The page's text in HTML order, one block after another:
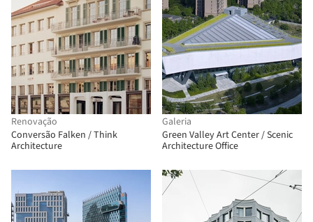
Renovação
Conversão Falken / Think
Architecture
Galeria
Green Valley Art Center / Scenic
Architecture Office